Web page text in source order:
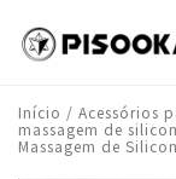
Início / Acessórios
massagem de
Massagem de